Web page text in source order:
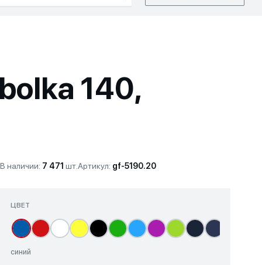
140,
В наличии: 7 471 шт.Артикул: gf-5190.20
ЦВЕТ
синий